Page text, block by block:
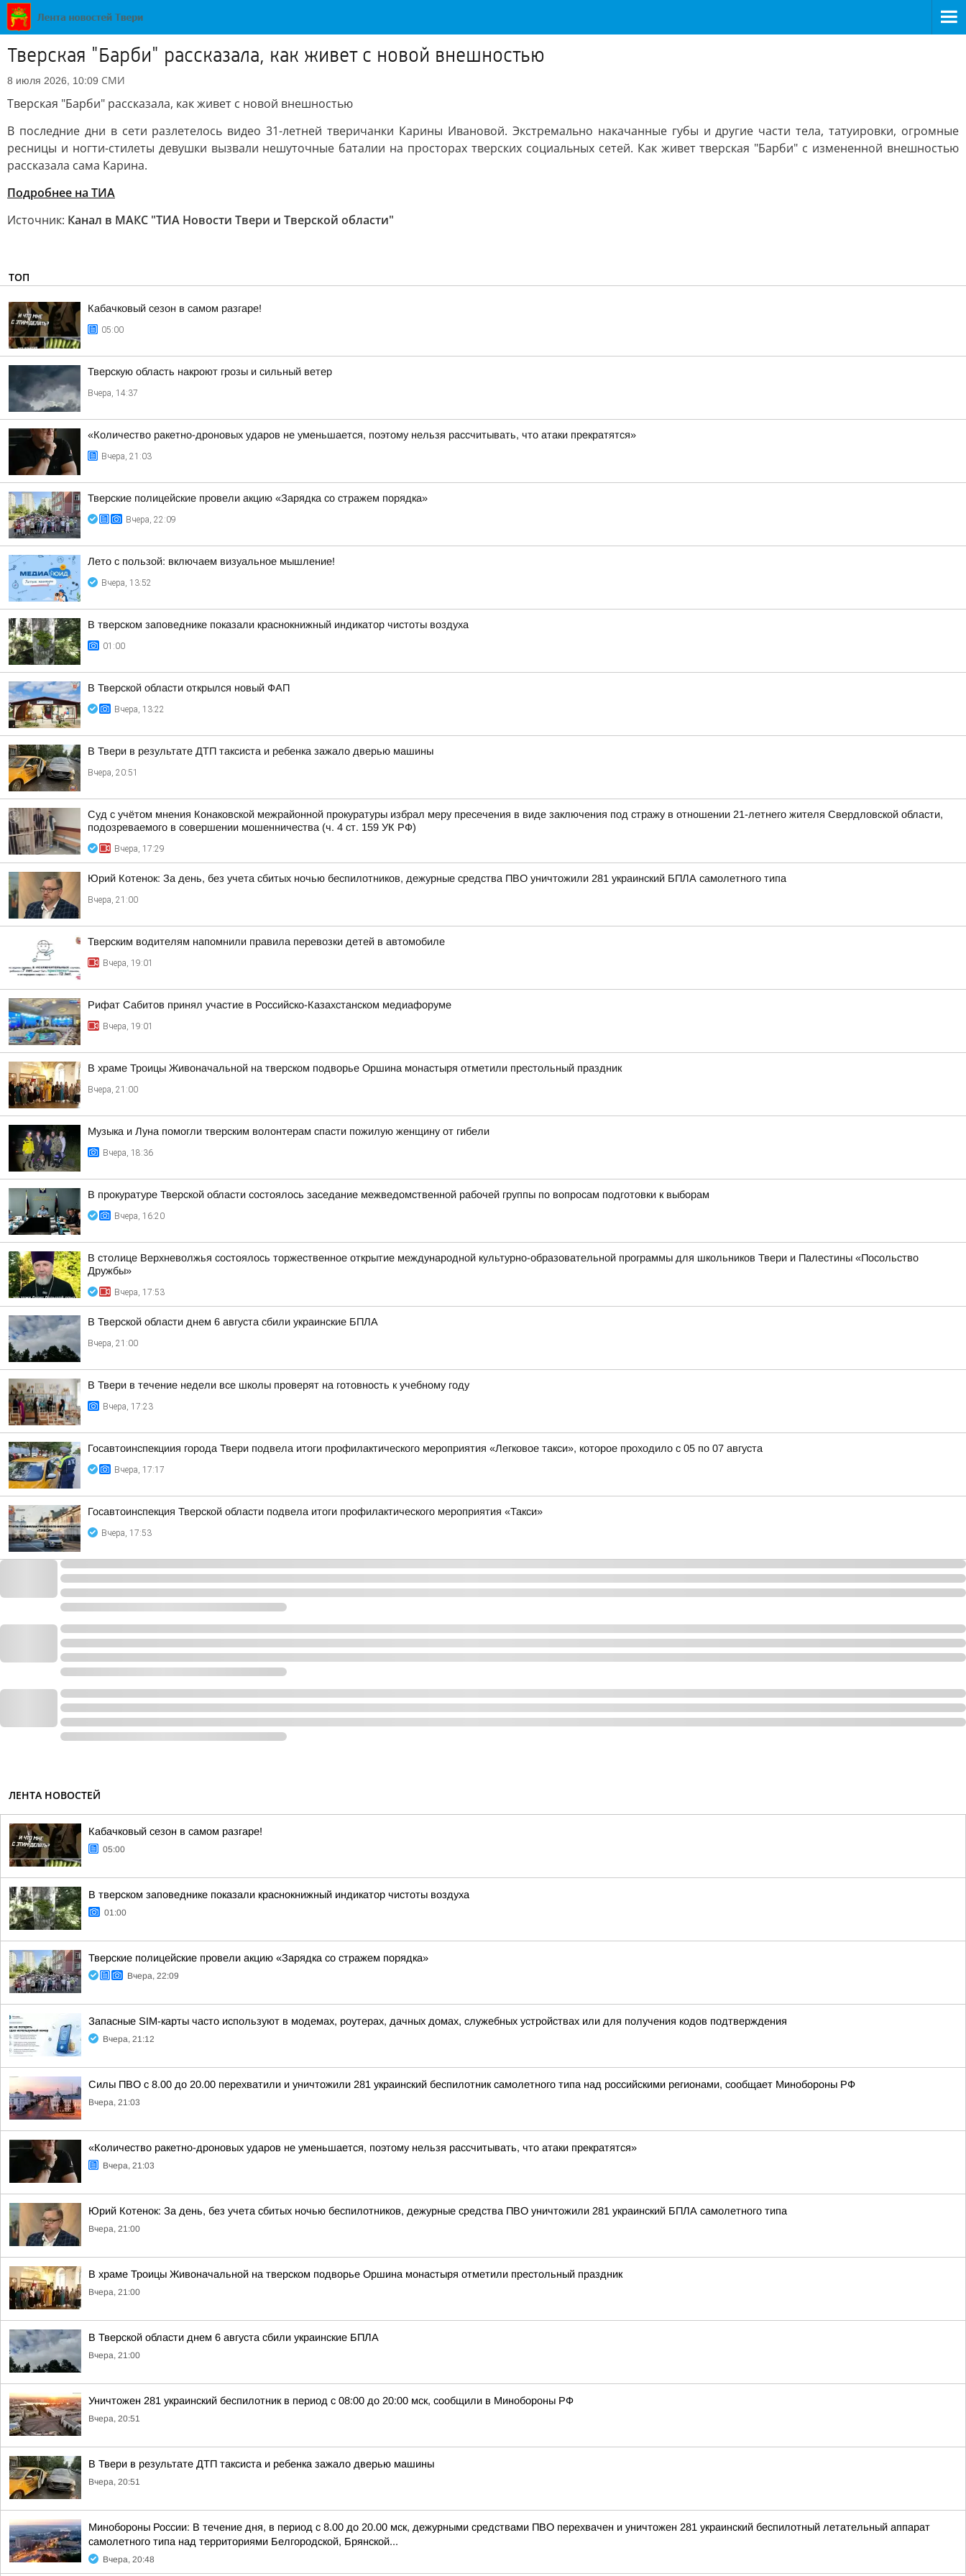
Тверская "Барби" рассказала, как живет с новой внешностью
8 июля 2026, 10:09 СМИ
Тверская "Барби" рассказала, как живет с новой внешностью
В последние дни в сети разлетелось видео 31-летней тверичанки Карины Ивановой. Экстремально накачанные губы и другие части тела, татуировки, огромные
ресницы и ногти-стилеты девушки вызвали нешуточные баталии на просторах тверских социальных сетей. Как живет тверская "Барби" с измененной внешностью
рассказала сама Карина.
Подробнее на ТИА
Источник: Канал в МАКС "ТИА Новости Твери и Тверской области"
ТОП
Кабачковый сезон в самом разгаре!
05:00
Тверскую область накроют грозы и сильный ветер
Вчера, 14:37
«Количество ракетно-дроновых ударов не уменьшается, поэтому нельзя рассчитывать, что атаки прекратятся»
Вчера, 21:03
Тверские полицейские провели акцию «Зарядка со стражем порядка»
Вчера, 22:09
Лето с пользой: включаем визуальное мышление!
Вчера, 13:52
В тверском заповеднике показали краснокнижный индикатор чистоты воздуха
01:00
В Тверской области открылся новый ФАП
Вчера, 13:22
В Твери в результате ДТП таксиста и ребенка зажало дверью машины
Вчера, 20:51
Суд с учётом мнения Конаковской межрайонной прокуратуры избрал меру пресечения в виде заключения под стражу в отношении 21-летнего жителя Свердловской области,
подозреваемого в совершении мошенничества (ч. 4 ст. 159 УК РФ)
Вчера, 17:29
Юрий Котенок: За день, без учета сбитых ночью беспилотников, дежурные средства ПВО уничтожили 281 украинский БПЛА самолетного типа
Вчера, 21:00
Тверским водителям напомнили правила перевозки детей в автомобиле
Вчера, 19:01
Рифат Сабитов принял участие в Российско-Казахстанском медиафоруме
Вчера, 19:01
В храме Троицы Живоначальной на тверском подворье Оршина монастыря отметили престольный праздник
Вчера, 21:00
Музыка и Луна помогли тверским волонтерам спасти пожилую женщину от гибели
Вчера, 18:36
В прокуратуре Тверской области состоялось заседание межведомственной рабочей группы по вопросам подготовки к выборам
Вчера, 16:20
В столице Верхневолжья состоялось торжественное открытие международной культурно-образовательной программы для школьников Твери и Палестины «Посольство
Дружбы»
Вчера, 17:53
В Тверской области днем 6 августа сбили украинские БПЛА
Вчера, 21:00
В Твери в течение недели все школы проверят на готовность к учебному году
Вчера, 17:23
Госавтоинспекциия города Твери подвела итоги профилактического мероприятия «Легковое такси», которое проходило с 05 по 07 августа
Вчера, 17:17
Госавтоинспекция Тверской области подвела итоги профилактического мероприятия «Такси»
Вчера, 17:53
ЛЕНТА НОВОСТЕЙ
Кабачковый сезон в самом разгаре!
05:00
В тверском заповеднике показали краснокнижный индикатор чистоты воздуха
01:00
Тверские полицейские провели акцию «Зарядка со стражем порядка»
Вчера, 22:09
Запасные SIM-карты часто используют в модемах, роутерах, дачных домах, служебных устройствах или для получения кодов подтверждения
Вчера, 21:12
Силы ПВО с 8.00 до 20.00 перехватили и уничтожили 281 украинский беспилотник самолетного типа над российскими регионами, сообщает Минобороны РФ
Вчера, 21:03
«Количество ракетно-дроновых ударов не уменьшается, поэтому нельзя рассчитывать, что атаки прекратятся»
Вчера, 21:03
Юрий Котенок: За день, без учета сбитых ночью беспилотников, дежурные средства ПВО уничтожили 281 украинский БПЛА самолетного типа
Вчера, 21:00
В храме Троицы Живоначальной на тверском подворье Оршина монастыря отметили престольный праздник
Вчера, 21:00
В Тверской области днем 6 августа сбили украинские БПЛА
Вчера, 21:00
Уничтожен 281 украинский беспилотник в период с 08:00 до 20:00 мск, сообщили в Минобороны РФ
Вчера, 20:51
В Твери в результате ДТП таксиста и ребенка зажало дверью машины
Вчера, 20:51
Минобороны России: В течение дня, в период с 8.00 до 20.00 мск, дежурными средствами ПВО перехвачен и уничтожен 281 украинский беспилотный летательный аппарат
самолетного типа над территориями Белгородской, Брянской...
Вчера, 20:48